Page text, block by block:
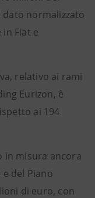
normalizzato
Fiat e
relativo ai rami
Eurizon, è
ai 194
in misura ancora
del Piano
di euro, con